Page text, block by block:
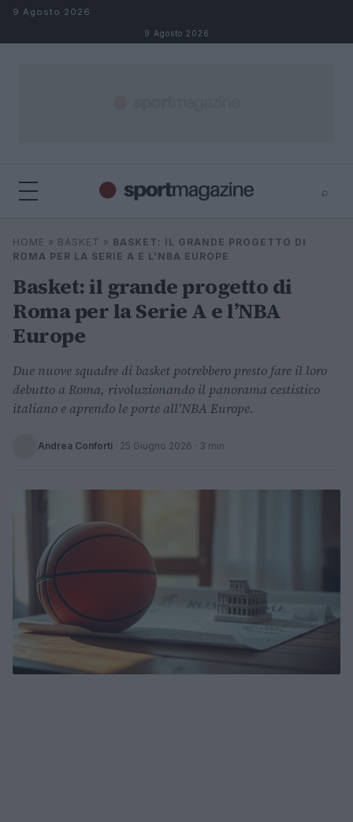
Salta al contenuto
9 Agosto 2026
9 Agosto 2026
⌕
Cerca
HOME » BASKET » BASKET: IL GRANDE PROGETTO DI
ROMA PER LA SERIE A E L’NBA EUROPE
Basket: il grande progetto di
Roma per la Serie A e l’NBA
Europe
Due nuove squadre di basket potrebbero presto fare il loro
debutto a Roma, rivoluzionando il panorama cestistico
italiano e aprendo le porte all'NBA Europe.
Andrea Conforti · 25 Giugno 2026 · 3 min